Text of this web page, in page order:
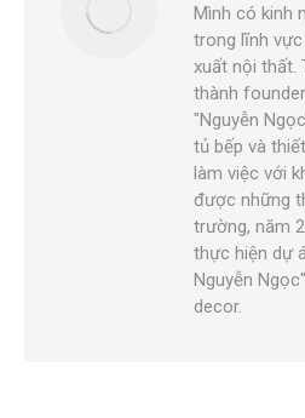
Mình có kinh
trong lĩnh
xuất nội thất.
thành
"Nguyễn
tủ bếp và
làm việc với
được những
trường, năm
thực hiện dự
Nguyễn
decor.